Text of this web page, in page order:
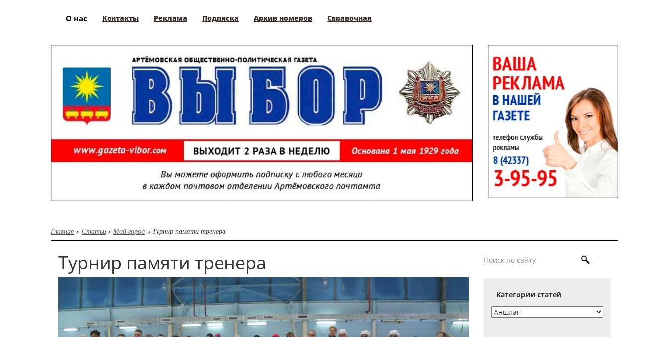
О нас Контакты Реклама Подписка Архив номеров Справочная
Главная » Статьи » Мой город » Турнир памяти тренера
Турнир памяти тренера
Категории статей